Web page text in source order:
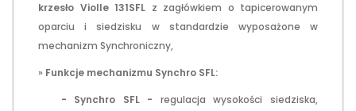
krzesło Violle 131SFL z zagłówkiem o tapicerowanym
oparciu i siedzisku w standardzie wyposażone w
mechanizm Synchroniczny,
» Funkcje mechanizmu Synchro SFL:
- Synchro SFL - regulacja wysokości siedziska,